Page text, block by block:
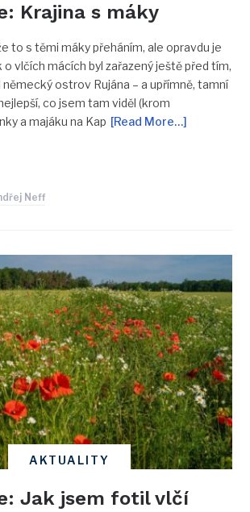
Krajina s máky
to s těmi máky přeháním, ale opravdu je
o vlčích mácích byl zařazený ještě před tím,
ostrov Rujána – a upřímně, tamní
co jsem tam viděl (krom
a majáku na Kap [Read More…]
Neff
AKTUALITY
Jak jsem fotil vlčí